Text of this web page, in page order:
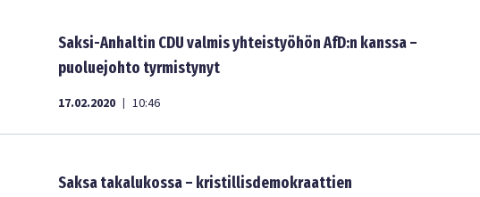
Saksi-Anhaltin CDU valmis yhteistyöhön AfD:n kanssa –
puoluejohto tyrmistynyt
17.02.2020 | 10:46
Saksa takalukossa – kristillisdemokraattien